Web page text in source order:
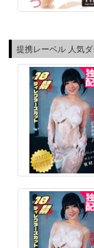
提携レーベル 人気